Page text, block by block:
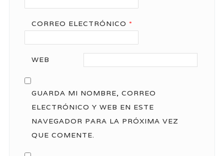
CORREO ELECTRÓNICO *
WEB
GUARDA MI NOMBRE, CORREO
ELECTRÓNICO Y WEB EN ESTE
NAVEGADOR PARA LA PRÓXIMA VEZ
QUE COMENTE.